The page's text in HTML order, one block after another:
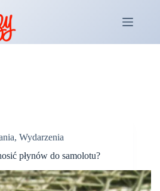
, Wydarzenia
płynów do samolotu?